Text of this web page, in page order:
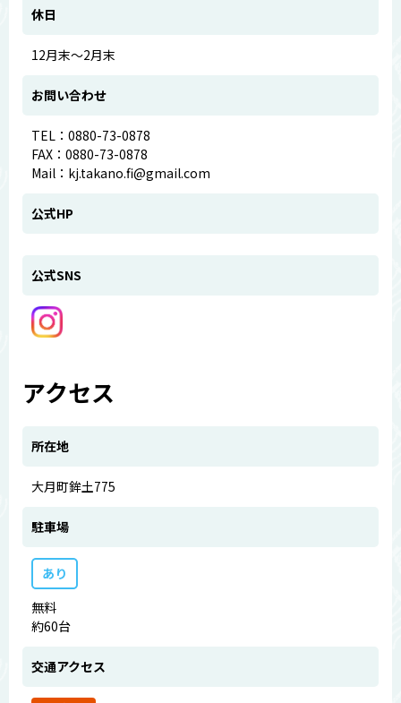
休日
12月末～2月末
お問い合わせ
TEL：0880-73-0878
FAX：0880-73-0878
Mail：kj.takano.fi@gmail.com
公式HP
公式SNS
アクセス
所在地
大月町鉾土775
駐車場
あり
無料
約60台
交通アクセス